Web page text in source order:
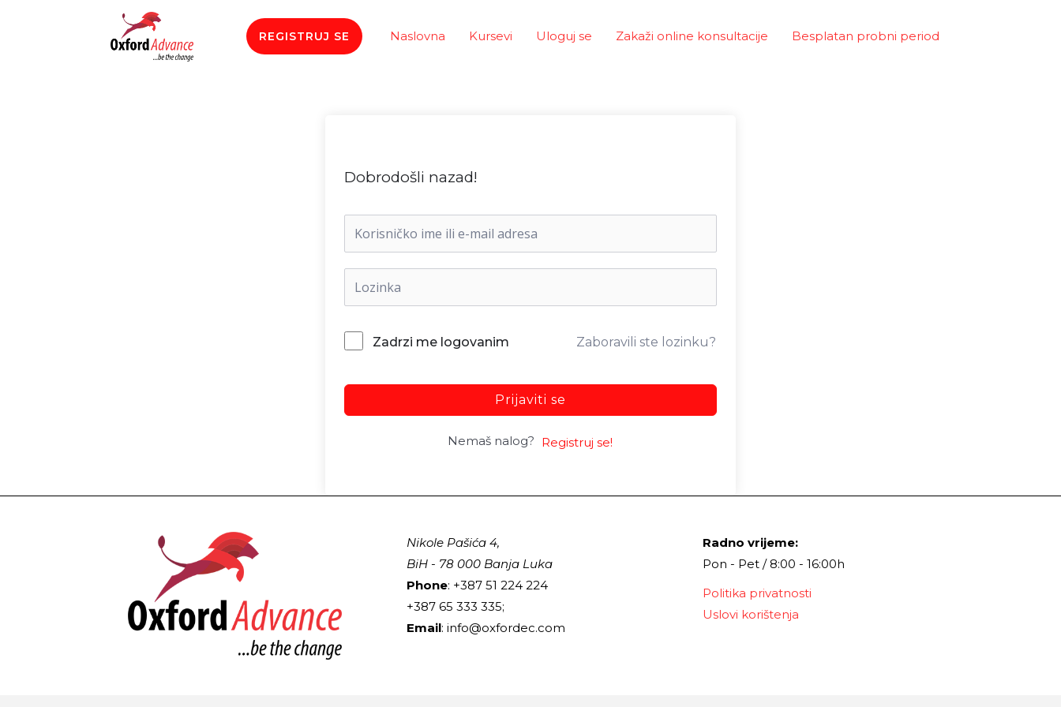
REGISTRUJ SE Naslovna Kursevi Uloguj se Zakaži online konsultacije Besplatan probni period
Dobrodošli nazad!
Zadrzi me logovanim Zaboravili ste lozinku?
Prijaviti se
Nemaš nalog? Registruj se!
Nikole Pašića 4,
BiH - 78 000 Banja Luka
Phone: +387 51 224 224
+387 65 333 335;
Email: info@oxfordec.com
Radno vrijeme:
Pon - Pet / 8:00 - 16:00h
Politika privatnosti
Uslovi korištenja